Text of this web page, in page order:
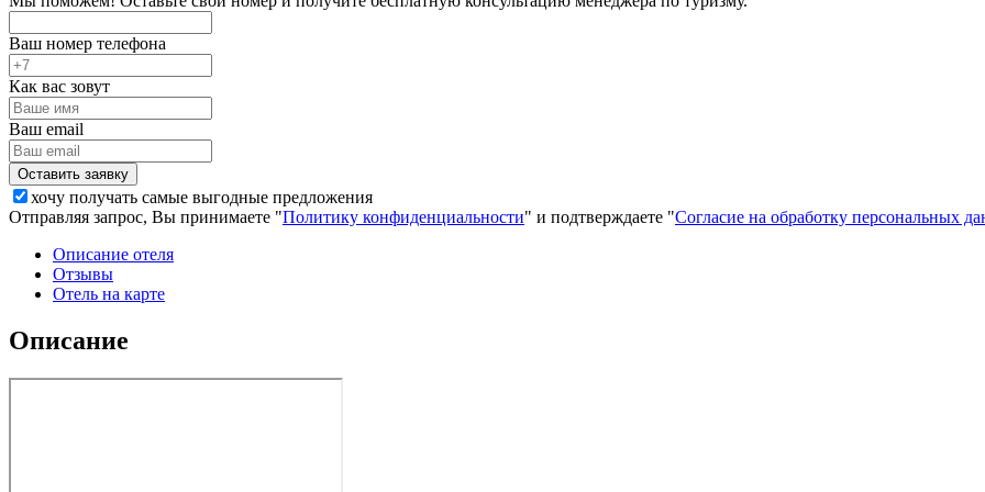
Ваш номер телефона
Как вас зовут
Ваш email
хочу получать самые выгодные предложения
Отправляя запрос, Вы принимаете "Политику конфиденциальности" и подтверждаете "Согласие на обработку персональных
Описание отеля
Отзывы
Отель на карте
Описание